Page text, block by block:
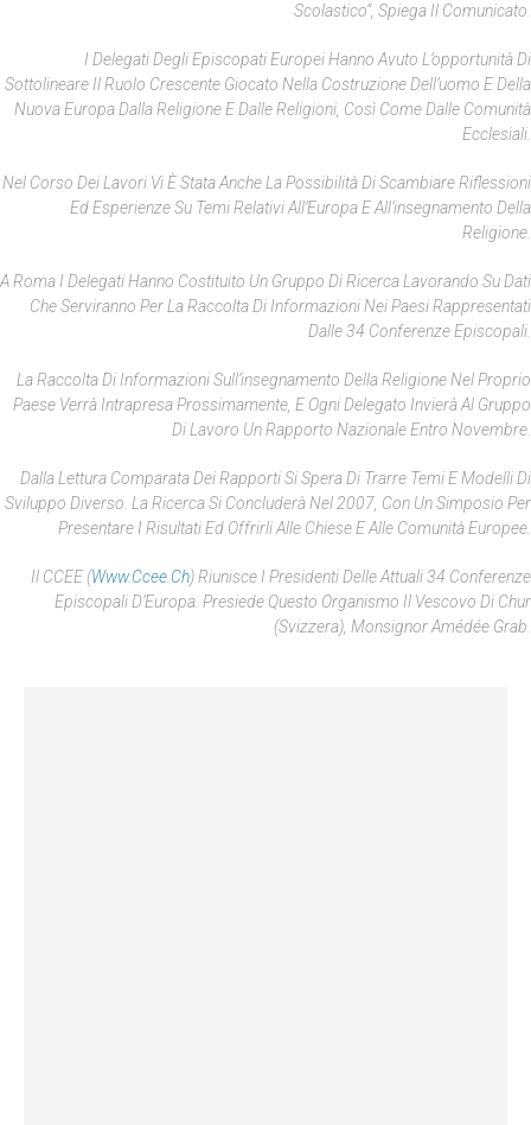
Scolastico”, Spiega Il Comunicato.
I Delegati Degli Episcopati Europei Hanno Avuto L’opportunità Di
Sottolineare Il Ruolo Crescente Giocato Nella Costruzione Dell’uomo E Della
Nuova Europa Dalla Religione E Dalle Religioni, Così Come Dalle Comunità
Ecclesiali.
Nel Corso Dei Lavori Vi È Stata Anche La Possibilità Di Scambiare Riflessioni
Ed Esperienze Su Temi Relativi All’Europa E All’insegnamento Della
Religione.
A Roma I Delegati Hanno Costituito Un Gruppo Di Ricerca Lavorando Su Dati
Che Serviranno Per La Raccolta Di Informazioni Nei Paesi Rappresentati
Dalle 34 Conferenze Episcopali.
La Raccolta Di Informazioni Sull’insegnamento Della Religione Nel Proprio
Paese Verrà Intrapresa Prossimamente, E Ogni Delegato Invierà Al Gruppo
Di Lavoro Un Rapporto Nazionale Entro Novembre.
Dalla Lettura Comparata Dei Rapporti Si Spera Di Trarre Temi E Modelli Di
Sviluppo Diverso. La Ricerca Si Concluderà Nel 2007, Con Un Simposio Per
Presentare I Risultati Ed Offrirli Alle Chiese E Alle Comunità Europee.
Il CCEE (Www.ccee.ch) Riunisce I Presidenti Delle Attuali 34 Conferenze
Episcopali D’Europa. Presiede Questo Organismo Il Vescovo Di Chur
(Svizzera), Monsignor Amédée Grab.